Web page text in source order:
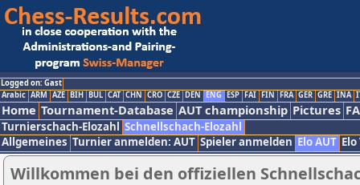
Logged on: Gast
Arabic ARM AZE BIH BUL CAT CHN CRO CZE DEN ENG ESP FAI FIN FRA GER GRE INA
Home Tournament-Database AUT championship Pictures
Turnierschach-Elozahl Schnellschach-Elozahl
Allgemeines Turnier anmelden: AUT Spieler anmelden Elo AUT
Willkommen bei den offiziellen